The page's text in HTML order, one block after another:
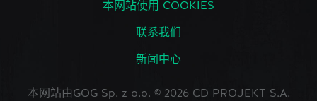
本网站使用 COOKIES
联系我们
新闻中心
本网站由GOG Sp. z o.o. © 2026 CD PROJEKT S.A.